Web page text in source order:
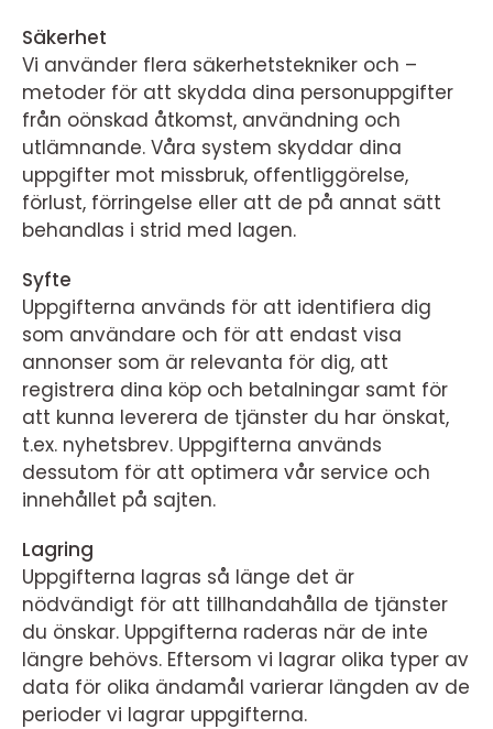
Säkerhet
Vi använder flera säkerhetstekniker och –
metoder för att skydda dina personuppgifter
från oönskad åtkomst, användning och
utlämnande. Våra system skyddar dina
uppgifter mot missbruk, offentliggörelse,
förlust, förringelse eller att de på annat sätt
behandlas i strid med lagen.
Syfte
Uppgifterna används för att identifiera dig
som användare och för att endast visa
annonser som är relevanta för dig, att
registrera dina köp och betalningar samt för
att kunna leverera de tjänster du har önskat,
t.ex. nyhetsbrev. Uppgifterna används
dessutom för att optimera vår service och
innehållet på sajten.
Lagring
Uppgifterna lagras så länge det är
nödvändigt för att tillhandahålla de tjänster
du önskar. Uppgifterna raderas när de inte
längre behövs. Eftersom vi lagrar olika typer av
data för olika ändamål varierar längden av de
perioder vi lagrar uppgifterna.